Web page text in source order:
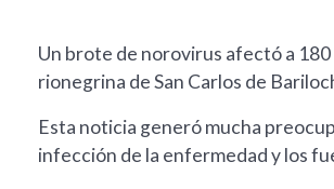
Un brote de norovirus afectó a
rionegrina de San Carlos de
Esta noticia generó mucha
infección de la enfermedad y los